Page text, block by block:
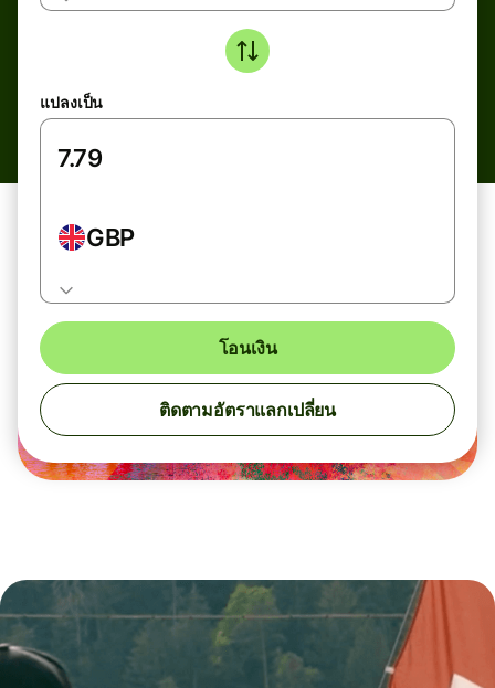
แปลงเป็น
GBP
โอนเงิน
ติดตามอัตราแลกเปลี่ยน